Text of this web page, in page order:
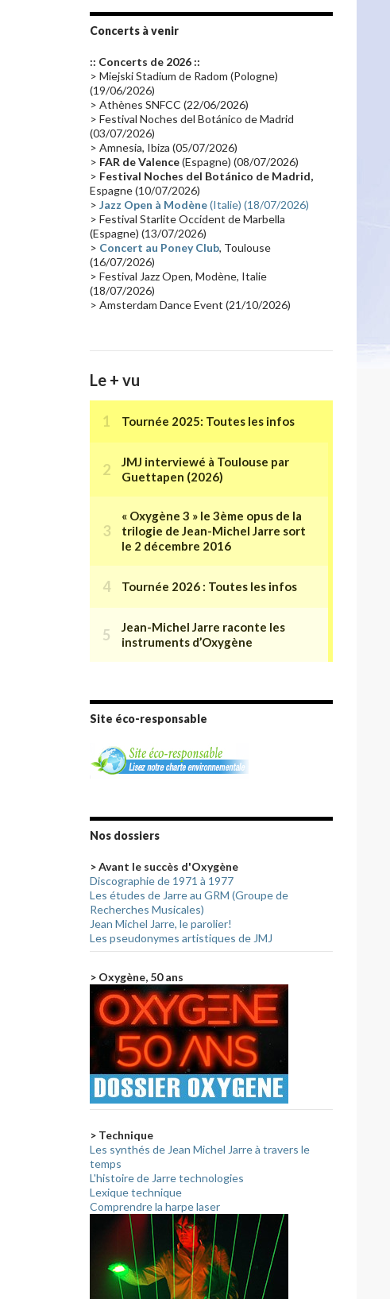
Promo 2019
Emissions 2010 Disques rares
Synthé 70's(20)
Claviériste(19) Groupe de Recherche Musicale
France 2 (18)
Critique(17) Coffret(17) Chronologie(16)
Passages radio(16)
Synthé 80's(16) Les concerts en Chine (16)
Cinéma(16) Houston
Synthé Roland Belgique
Récompense(14) Collaborations 70's(14)
Astronomie(14) France Inter(14)
Concerts à venir
:: Concerts de 2026 ::
> Miejski Stadium de Radom (Pologne)
(19/06/2026)
> Athènes SNFCC (22/06/2026)
> Festival Noches del Botánico de Madrid
(03/07/2026)
> Amnesia, Ibiza (05/07/2026)
> FAR de Valence(Espagne) (08/07/2026)
> Festival Noches del Botánico de Madrid,
Espagne (10/07/2026)
> Jazz Open à Modène(Italie) (18/07/2026)
> Festival Starlite Occident de Marbella
(Espagne) (13/07/2026)
> Concert au Poney Club, Toulouse
(16/07/2026)
> Festival Jazz Open, Modène, Italie
(18/07/2026)
> Amsterdam Dance Event (21/10/2026)
Le + vu
Site éco-responsable
Nos dossiers
> Avant le succès d'Oxygène
Discographie de 1971 à 1977
Les études de Jarre au GRM (Groupe de
Recherches Musicales)
Jean Michel Jarre, le parolier!
Les pseudonymes artistiques de JMJ
> Oxygène, 50 ans
> Technique
Les synthés de Jean Michel Jarre à travers le
temps
L'histoire de Jarre technologies
Lexique technique
Comprendre la harpe laser